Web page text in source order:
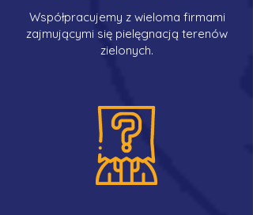
Współpracujemy z wieloma firmami
zajmującymi się pielęgnacją terenów
zielonych.